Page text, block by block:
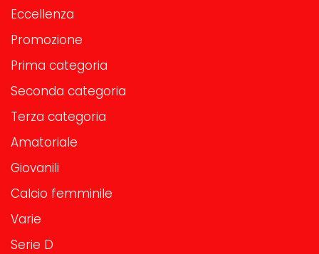
Eccellenza
Promozione
Prima categoria
Seconda categoria
Terza categoria
Amatoriale
Giovanili
Calcio femminile
Varie
Serie D